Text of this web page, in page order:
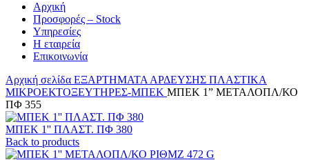
Αρχική
Προσφορές – Stock
Υπηρεσίες
Η εταιρεία
Επικοινωνία
Αρχική σελίδα ΕΞΑΡΤΗΜΑΤΑ ΑΡΔΕΥΣΗΣ ΠΛΑΣΤΙΚΑ
ΜΙΚΡΟΕΚΤΟΞΕΥΤΗΡΕΣ-ΜΠΕΚ ΜΠΕΚ 1” ΜΕΤΑΛΟΠΛ/ΚΟ
ΠΦ 355
ΜΠΕΚ 1'' ΠΛΑΣΤ. ΠΦ 380
Back to products